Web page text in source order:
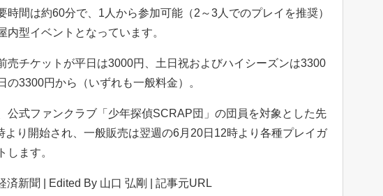
間は約60分で、1人から参加可能（2～3人でのプレイを推奨）
内型イベントとなっています。
チケットが平日は3000円、土日祝およびハイシーズンは3300
の3300円から（いずれも一般料金）。
式ファンクラブ「少年探偵SCRAP団」の団員を対象とした先
より開始され、一般販売は翌週の6月20日12時より各種プレイガ
します。
済新聞 | Edited By 山口 弘剛‌ | 記事元URL